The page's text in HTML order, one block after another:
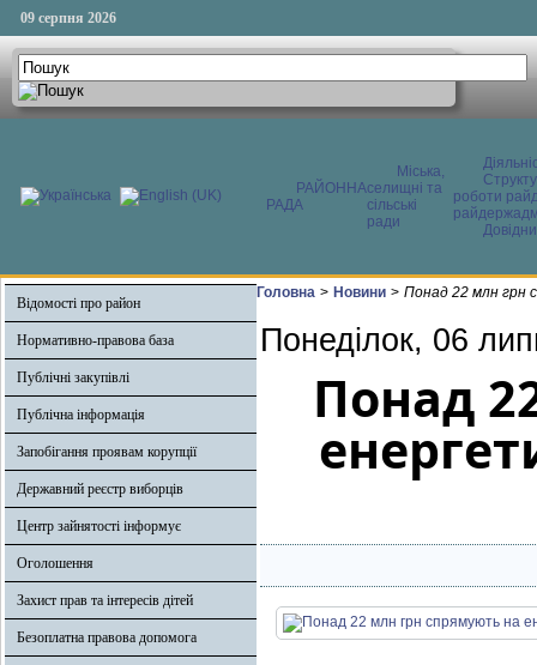
09 серпня 2026
РАЙОННА
РАДА
Міська,
селищні та
сільські
ради
роботи
Відомості про район
Нормативно-правова база
Публічні закупівлі
Публічна інформація
Запобігання проявам корупції
Державний реєстр виборців
Центр зайнятості інформує
Оголошення
Захист прав та інтересів дітей
Безоплатна правова допомога
Головна > Новини > Понад 22 млн грн
Понеділок, 06
Понад